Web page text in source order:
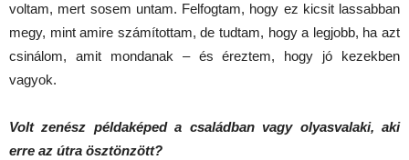
voltam, mert sosem untam. Felfogtam, hogy ez kicsit lassabban
megy, mint amire számítottam, de tudtam, hogy a legjobb, ha azt
csinálom, amit mondanak – és éreztem, hogy jó kezekben
vagyok.
Volt zenész példaképed a családban vagy olyasvalaki, aki
erre az útra ösztönzött?